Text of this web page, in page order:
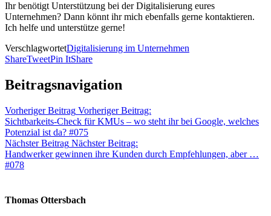
Ihr benötigt Unterstützung bei der Digitalisierung eures
Unternehmen? Dann könnt ihr mich ebenfalls gerne kontaktieren.
Ich helfe und unterstütze gerne!
VerschlagwortetDigitalisierung im Unternehmen
ShareTweetPin ItShare
Beitragsnavigation
Vorheriger Beitrag Vorheriger Beitrag:
Sichtbarkeits-Check für KMUs – wo steht ihr bei Google, welches
Potenzial ist da? #075
Nächster Beitrag Nächster Beitrag:
Handwerker gewinnen ihre Kunden durch Empfehlungen, aber …
#078
Thomas Ottersbach